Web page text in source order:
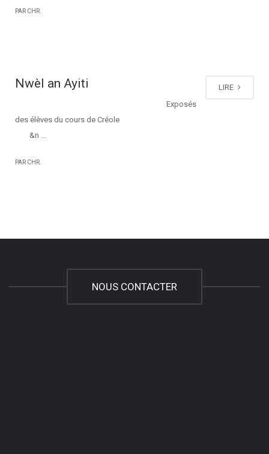
PAR CHR.
LIRE
Nwèl an Ayiti
Exposés
des élèves du cours de Créole
&n ...
PAR CHR.
NOUS CONTACTER